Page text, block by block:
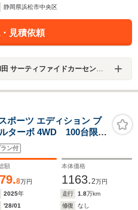
静岡県浜松市中央区
見積依頼
サーティファイドカーセンター
ポーツ エディション ブ
ターボ 4WD 100台限定
22AW MANUFAKTUR
ラインピアノラッカー
ングパッケージ パノ
ン付
額
8万円
本体価格
1163.2万円
2025年 走行 1.8万km
'28/01 修復
なし